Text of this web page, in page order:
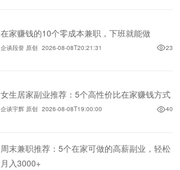
在家赚钱的10个零成本兼职，下班就能做
企谈段誉 原创 2026-08-08T20:21:31 23
女生居家副业推荐：5个高性价比在家赚钱方式
企谈宇辉 原创 2026-08-08T19:00:00 40
周末兼职推荐：5个在家可做的高薪副业，轻松
月入3000+